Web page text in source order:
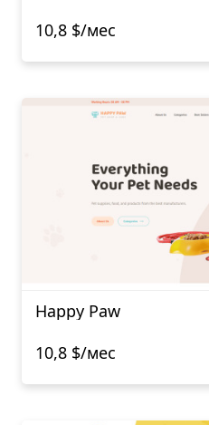
10,8 $/мес
Happy Paw
10,8 $/мес